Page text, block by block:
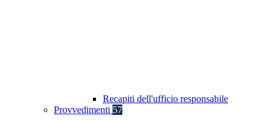
Recapiti dell'ufficio responsabile
Provvedimenti 57